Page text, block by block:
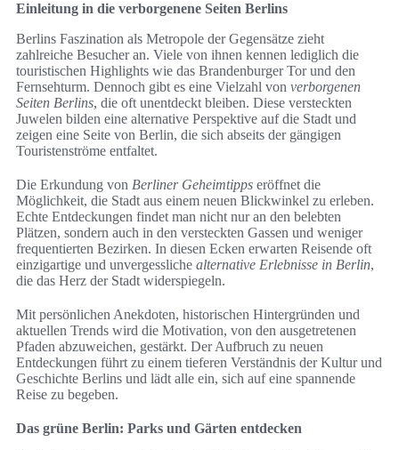
Einleitung in die verborgenene Seiten Berlins
Berlins Faszination als Metropole der Gegensätze zieht
zahlreiche Besucher an. Viele von ihnen kennen lediglich die
touristischen Highlights wie das Brandenburger Tor und den
Fernsehturm. Dennoch gibt es eine Vielzahl von verborgenen
Seiten Berlins, die oft unentdeckt bleiben. Diese versteckten
Juwelen bilden eine alternative Perspektive auf die Stadt und
zeigen eine Seite von Berlin, die sich abseits der gängigen
Touristenströme entfaltet.
Die Erkundung von Berliner Geheimtipps eröffnet die
Möglichkeit, die Stadt aus einem neuen Blickwinkel zu erleben.
Echte Entdeckungen findet man nicht nur an den belebten
Plätzen, sondern auch in den versteckten Gassen und weniger
frequentierten Bezirken. In diesen Ecken erwarten Reisende oft
einzigartige und unvergessliche alternative Erlebnisse in Berlin,
die das Herz der Stadt widerspiegeln.
Mit persönlichen Anekdoten, historischen Hintergründen und
aktuellen Trends wird die Motivation, von den ausgetretenen
Pfaden abzuweichen, gestärkt. Der Aufbruch zu neuen
Entdeckungen führt zu einem tieferen Verständnis der Kultur und
Geschichte Berlins und lädt alle ein, sich auf eine spannende
Reise zu begeben.
Das grüne Berlin: Parks und Gärten entdecken